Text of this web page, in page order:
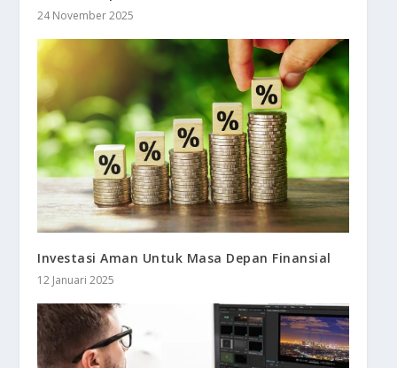
24 November 2025
Investasi Aman Untuk Masa Depan Finansial
12 Januari 2025